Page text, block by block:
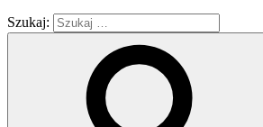
Szukaj: